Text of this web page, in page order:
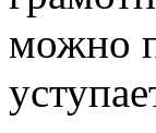
можно